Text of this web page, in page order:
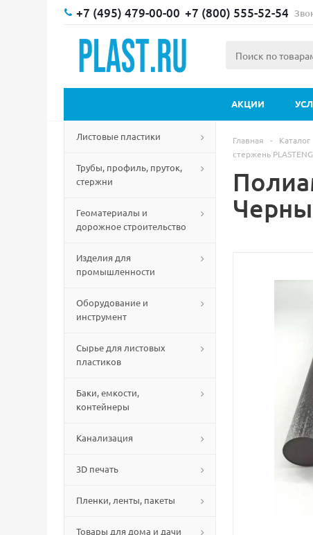
+7 (495) 479-00-00 +7 (800) 555-52-54
АКЦИИ
Листовые пластики
Трубы, профиль, пруток,
стержни
Геоматериалы и
дорожное строительство
Изделия для
промышленности
Оборудование и
инструмент
Сырье для листовых
пластиков
Баки, емкости,
контейнеры
Канализация
3D печать
Пленки, ленты, пакеты
Товары для дома и дачи
Главная - Каталог
стержень